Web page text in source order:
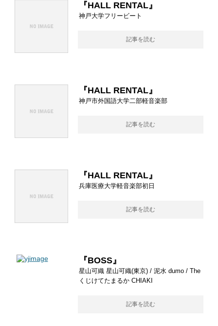
『HALL RENTAL』
神戸大学フリービート
記事を読む
『HALL RENTAL』
神戸市外国語大学二部軽音楽部
記事を読む
『HALL RENTAL』
兵庫医療大学軽音楽部初日
記事を読む
『BOSS』
星山可織 星山可織(東京) / 泥水 dumo / The
くじけてたまるか CHIAKI
記事を読む